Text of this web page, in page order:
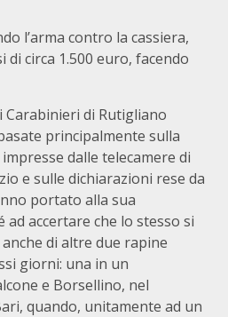
l’arma contro la cassiera,
di circa 1.500 euro, facendo
Carabinieri di Rutigliano
principalmente sulla
dalle telecamere di
e sulle dichiarazioni rese da
portato alla sua
ad accertare che lo stesso si
di altre due rapine
giorni: una in un
e Borsellino, nel
quando, unitamente ad un